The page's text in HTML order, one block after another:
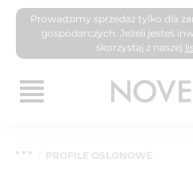
Prowadzimy sprzedaż tylko dla
gospodarczych. Jeżeli jesteś
skorzystaj z naszej
PROFILE OSŁONOWE